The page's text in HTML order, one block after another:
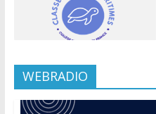
WEBRADIO